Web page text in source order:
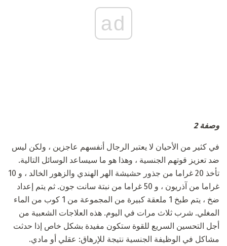
ad
وصفة 2
في كثير من الأحيان لا يعتبر الرجال أنفسهم عاجزين ، ولكن ليس
ضد تعزيز قوتهم الجنسية ، وهذا هو ما سيساعد الوسائل التالية.
تأخذ 20 غراما من جذور حشيشة الهر الهندي والزهور الخالد ، و 10
غراما من آذريون ، و 50 غراما من نبتة سانت جون. ثم يتم إعداد
ضخ ، يتم طبخ 1 ملعقة كبيرة من المجموعة من 1 كوب من الماء
المغلي. شرب ثلاث مرات في اليوم. هذه العلاجات الشعبية من
أجل التحسين السريع للقوة ستكون مفيدة بشكل خاص إذا حدثت
مشاكل في الوظيفة الجنسية نتيجة للإرهاق: عقلي أو مادي.